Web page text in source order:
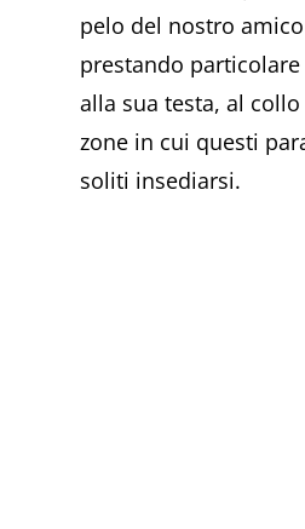
pelo del nostro
prestando
alla sua testa, al collo
zone in cui questi
soliti insediarsi.